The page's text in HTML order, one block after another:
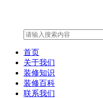
首页
关于我们
装修知识
装修百科
联系我们